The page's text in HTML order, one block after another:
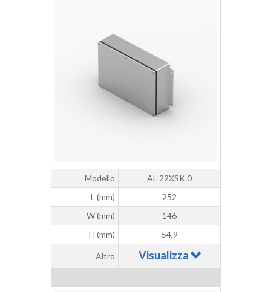
Modello
AL 22XSK.0
L (mm)
252
W (mm)
146
H (mm)
54,9
Altro Visualizza